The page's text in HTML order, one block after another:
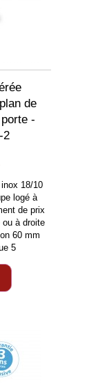
de
-
2
18/10
logé à
de prix
ou à droite
60 mm
5